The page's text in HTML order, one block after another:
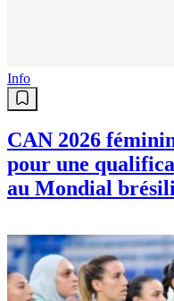
Info
CAN 2026
pour une
au Mondial